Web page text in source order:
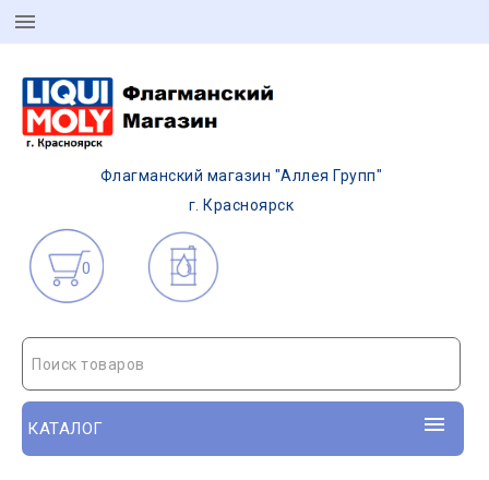
Флагманский магазин "Аллея Групп"
г. Красноярск
0
Поиск товаров
КАТАЛОГ